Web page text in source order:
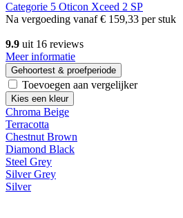
Categorie 5 Oticon Xceed 2 SP
Na vergoeding vanaf€ 159,33 per stuk
9.9 uit 16 reviews
Meer informatie
Gehoortest & proefperiode
Toevoegen aan vergelijker
Kies een kleur
Chroma Beige
Terracotta
Chestnut Brown
Diamond Black
Steel Grey
Silver Grey
Silver